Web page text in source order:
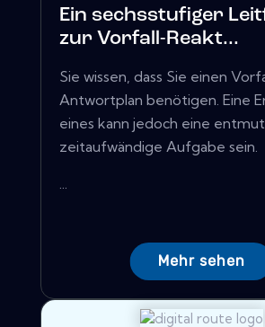
Ein sechsstufiger
zur Vorfall-Reakt...
Sie wissen, dass Sie einen
Antwortplan benötigen. Eine
eines kann jedoch eine
zeitaufwändige Aufgabe sein.
...
Mehr sehen